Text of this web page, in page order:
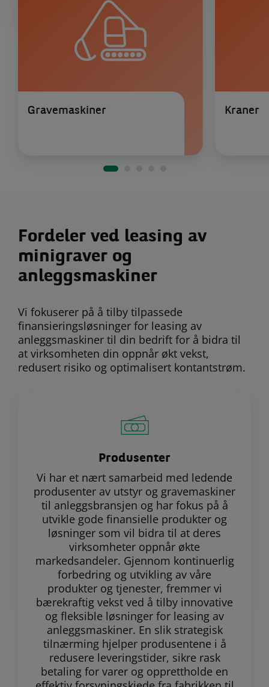
Gravemaskiner Kraner
Fordeler ved leasing av
minigraver og
anleggsmaskiner
Vi fokuserer på å tilby tilpassede
finansieringsløsninger for leasing av
anleggsmaskiner til din bedrift for å bidra til
at virksomheten din oppnår økt vekst,
redusert risiko og optimalisert kontantstrøm.
Produsenter
Vi har et nært samarbeid med ledende
produsenter av utstyr og gravemaskiner
til anleggsbransjen og har fokus på å
utvikle gode finansielle produkter og
løsninger som vil bidra til at deres
virksomheter oppnår økte
markedsandeler. Gjennom kontinuerlig
forbedring og utvikling av våre
produkter og tjenester, fremmer vi
bærekraftig vekst ved å tilby innovative
og fleksible løsninger for leasing av
anleggsmaskiner. En slik strategisk
tilnærming hjelper produsentene i å
redusere leveringstider, sikre rask
betaling for varer og opprettholde en